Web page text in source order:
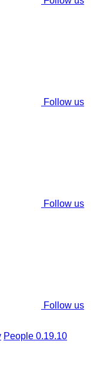
Follow us
Follow us
Follow us
People 0.19.10